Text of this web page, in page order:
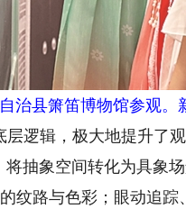
县箫笛博物馆参观。
逻辑，极大地提升了
抽象空间转化为具象
纹路与色彩；眼动追踪